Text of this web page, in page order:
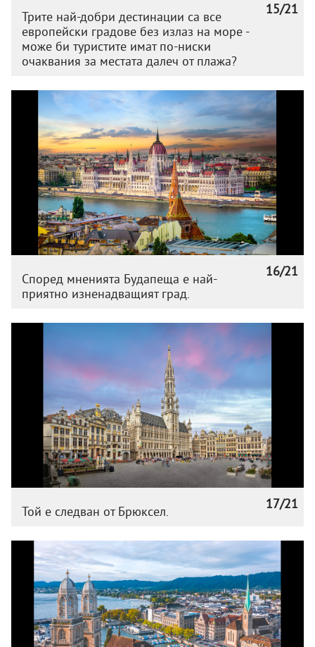
15/21
Трите най-добри дестинации са все
европейски градове без излаз на море -
може би туристите имат по-ниски
очаквания за местата далеч от плажа?
16/21
Според мненията Будапеща е най-
приятно изненадващият град.
17/21
Той е следван от Брюксел.